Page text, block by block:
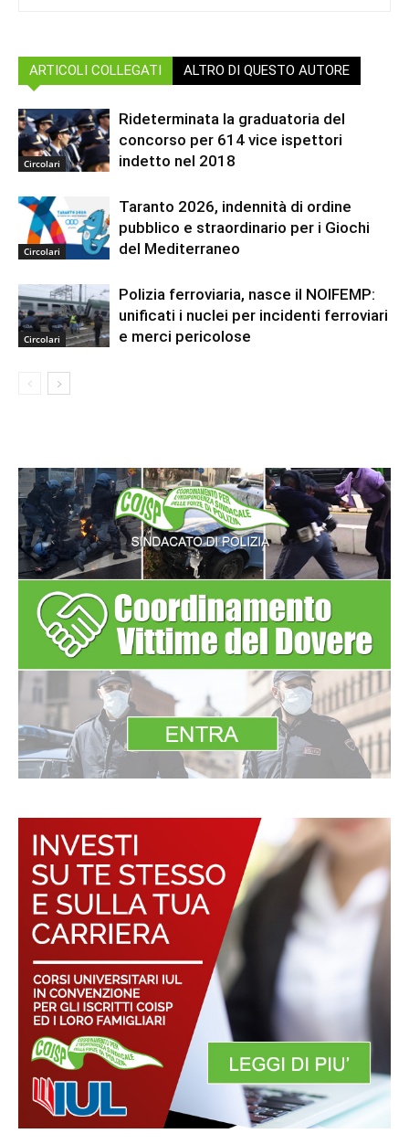
ARTICOLI COLLEGATI ALTRO DI QUESTO AUTORE
Circolari
Rideterminata la graduatoria del
concorso per 614 vice ispettori
indetto nel 2018
Circolari
Taranto 2026, indennità di ordine
pubblico e straordinario per i Giochi
del Mediterraneo
Circolari
Polizia ferroviaria, nasce il NOIFEMP:
unificati i nuclei per incidenti ferroviari
e merci pericolose